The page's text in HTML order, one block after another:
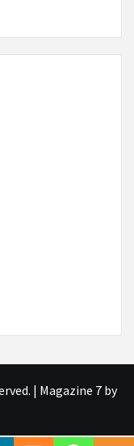
| Magazine 7 by